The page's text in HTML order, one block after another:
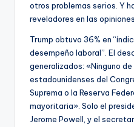
otros problemas serios. Y
reveladores en las
Trump obtuvo 36% en
desempeño laboral”. El
generalizados: «Ninguno
estadounidenses del
Suprema o la Reserva
mayoritaria». Solo el
Jerome Powell, y el